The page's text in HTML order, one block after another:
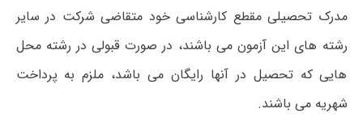
مدرک تحصیلی مقطع کارشناسی خود متقاضی شرکت در سایر
رشته های این آزمون می باشند، در صورت قبولی در رشته محل
هایی که تحصیل در آنها رایگان می باشد، ملزم به پرداخت
شهریه می باشند.